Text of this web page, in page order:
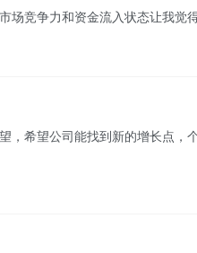
竞争力和资金流入状态让我觉
，希望公司能找到新的增长点，